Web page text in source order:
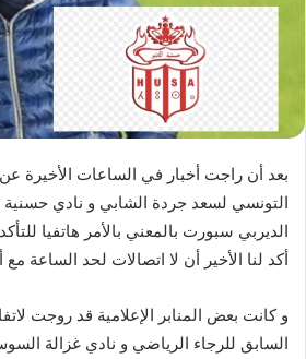
إ
ل
ك
و
ن
ي
ا
بعد أن راجت أخبار في الساعات الأخيرة
التونسي لسعد جردة الشابي و نادي حسنية
الديربي سبورت بالمعني بالأمر هاتفيا
أكد لنا الأخير أن لا اتصالات لحد الساعة
و كانت بعض المنابر الإعلامية قد روجت
السابق للرجاء الرياضي و نادي غزالة